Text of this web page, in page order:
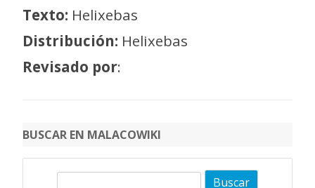
Texto: Helixebas
Distribución: Helixebas
Revisado por:
BUSCAR EN MALACOWIKI